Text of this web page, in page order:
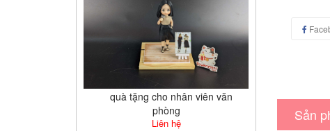
quà tặng cho nhân viên văn
phòng
Liên hệ
Sản